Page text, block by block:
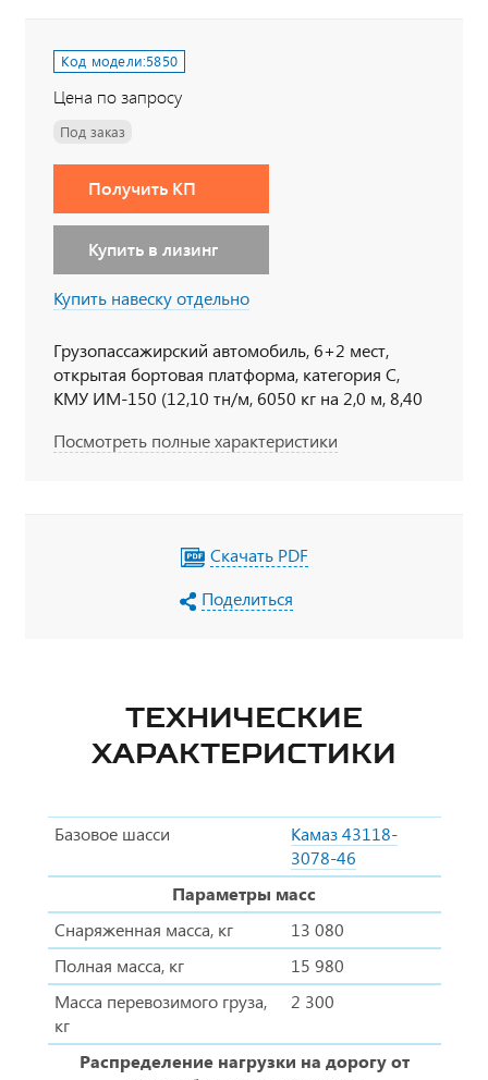
Код модели:5850
Цена по запросу
Под заказ
Получить КП
Купить в лизинг
Купить навеску отдельно
Грузопассажирский автомобиль, 6+2 мест,
открытая бортовая платформа, категория С,
КМУ ИМ-150 (12,10 тн/м, 6050 кг на 2,0 м, 8,40
740, КП ZF9, сп. место
Посмотреть полные характеристики
Скачать PDF
Поделиться
ТЕХНИЧЕСКИЕ
ХАРАКТЕРИСТИКИ
Базовое шасси
Камаз 43118-
3078-46
Параметры масс
Снаряженная масса, кг
13 080
Полная масса, кг
15 980
Масса перевозимого груза,
кг
2 300
Распределение нагрузки на дорогу от